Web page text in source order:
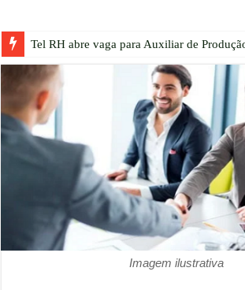
Tel RH abre vaga para Auxiliar de
Imagem ilustrativa